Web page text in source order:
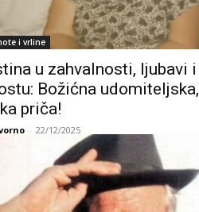
i vrline
u zahvalnosti, ljubavi i
Božićna udomiteljska,
priča!
- 22/12/2025